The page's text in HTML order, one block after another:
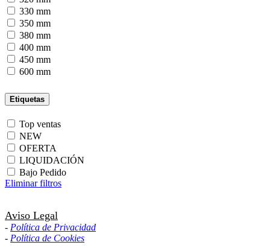
330 mm
350 mm
380 mm
400 mm
450 mm
600 mm
Etiquetas
Top ventas
NEW
OFERTA
LIQUIDACIÓN
Bajo Pedido
Eliminar filtros
Aviso Legal
- Política de Privacidad
- Política de Cookies